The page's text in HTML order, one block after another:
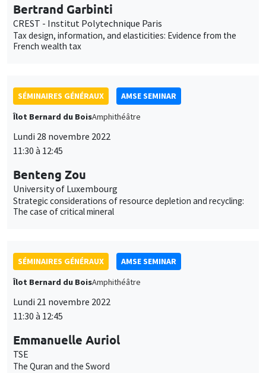
Bertrand Garbinti
CREST - Institut Polytechnique Paris
Tax design, information, and elasticities: Evidence from the
French wealth tax
SÉMINAIRES GÉNÉRAUX
AMSE SEMINAR
Îlot Bernard du BoisAmphithéâtre
Lundi 28 novembre 2022
11:30 à 12:45
Benteng Zou
University of Luxembourg
Strategic considerations of resource depletion and recycling:
The case of critical mineral
SÉMINAIRES GÉNÉRAUX
AMSE SEMINAR
Îlot Bernard du BoisAmphithéâtre
Lundi 21 novembre 2022
11:30 à 12:45
Emmanuelle Auriol
TSE
The Quran and the Sword